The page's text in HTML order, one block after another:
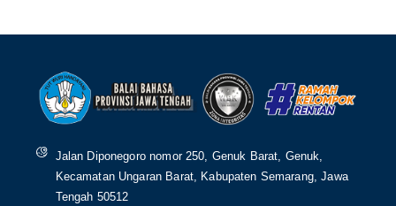
Jalan Diponegoro nomor 250, Genuk Barat, Genuk,
Kecamatan Ungaran Barat, Kabupaten Semarang, Jawa
Tengah 50512